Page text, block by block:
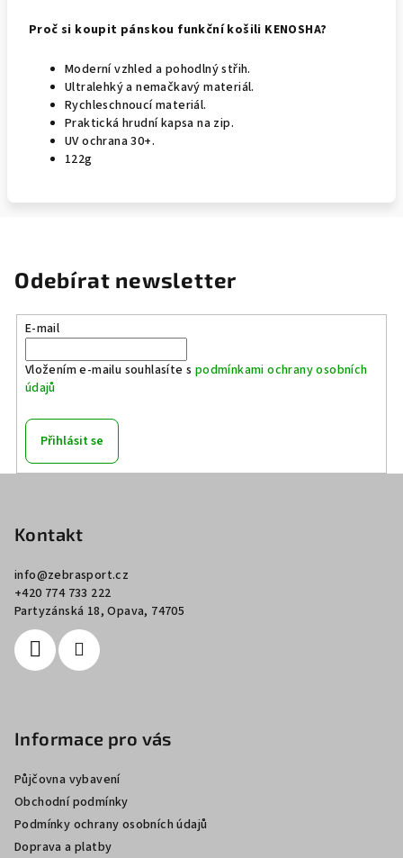
Proč si koupit pánskou funkční košili KENOSHA?
Moderní vzhled a pohodlný střih.
Ultralehký a nemačkavý materiál.
Rychleschnoucí materiál.
Praktická hrudní kapsa na zip.
UV ochrana 30+.
122g
Odebírat newsletter
E-mail
Vložením e-mailu souhlasíte s podmínkami ochrany osobních
údajů
Přihlásit se
Kontakt
info@zebrasport.cz
+420 774 733 222
Partyzánská 18, Opava, 74705
Informace pro vás
Půjčovna vybavení
Obchodní podmínky
Podmínky ochrany osobních údajů
Doprava a platby